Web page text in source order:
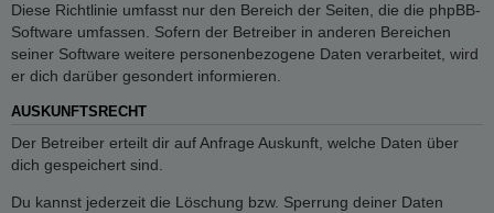
Diese Richtlinie umfasst nur den Bereich der Seiten, die die phpBB-
Software umfassen. Sofern der Betreiber in anderen Bereichen
seiner Software weitere personenbezogene Daten verarbeitet, wird
er dich darüber gesondert informieren.
AUSKUNFTSRECHT
Der Betreiber erteilt dir auf Anfrage Auskunft, welche Daten über
dich gespeichert sind.
Du kannst jederzeit die Löschung bzw. Sperrung deiner Daten